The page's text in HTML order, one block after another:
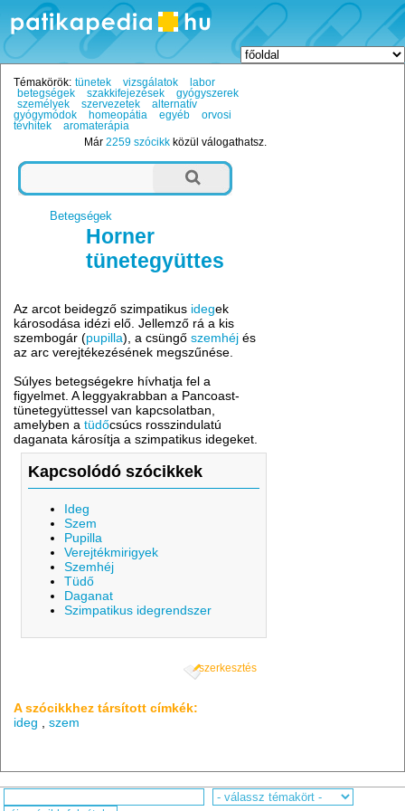
Témakörök: tünetek vizsgálatok
labor
betegségek
szakkifejezések
gyógyszerek
személyek
szervezetek
alternatív
gyógymódok
homeopátia egyéb
orvosi
tévhitek
aromaterápia
Már2259 szócikk közül válogathatsz.
Betegségek
Horner
tünetegyüttes
Az arcot beidegző szimpatikus idegek
károsodása idézi elő. Jellemző rá a kis
szembogár (pupilla), a csüngőszemhéj és
az arc verejtékezésének megszűnése.
Súlyes betegségekre hívhatja fel a
figyelmet. A leggyakrabban a Pancoast-
tünetegyüttessel van kapcsolatban,
amelyben atüdőcsúcs rosszindulatú
daganata károsítja a szimpatikus idegeket.
Kapcsolódó szócikkek
Ideg
Szem
Pupilla
Verejtékmirigyek
Szemhéj
Tüdő
Daganat
Szimpatikus idegrendszer
szerkesztés
A szócikkhez társított címkék:
ideg ,szem